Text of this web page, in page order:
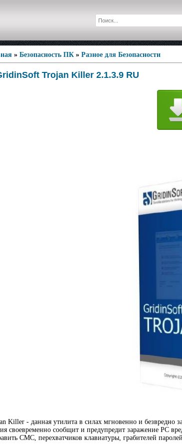
» Безопасность ПК » Разное для Безопасности
Trojan Killer 2.1.3.9 RU
Killer - данная утилита в силах мгновенно и безвредно
своевременно сообщит и предупредит заражение PC
СМС, перехватчиков клавиатуры, грабителей